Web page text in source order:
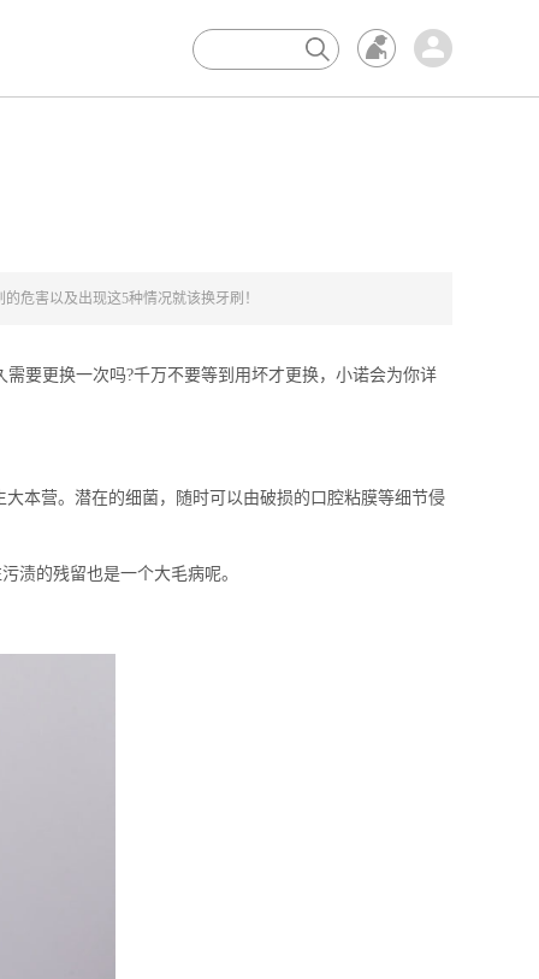
危害以及出现这5种情况就该换牙刷！
要更换一次吗?千万不要等到用坏才更换，小诺会为你详
本营。潜在的细菌，随时可以由破损的口腔粘膜等细节侵
的残留也是一个大毛病呢。